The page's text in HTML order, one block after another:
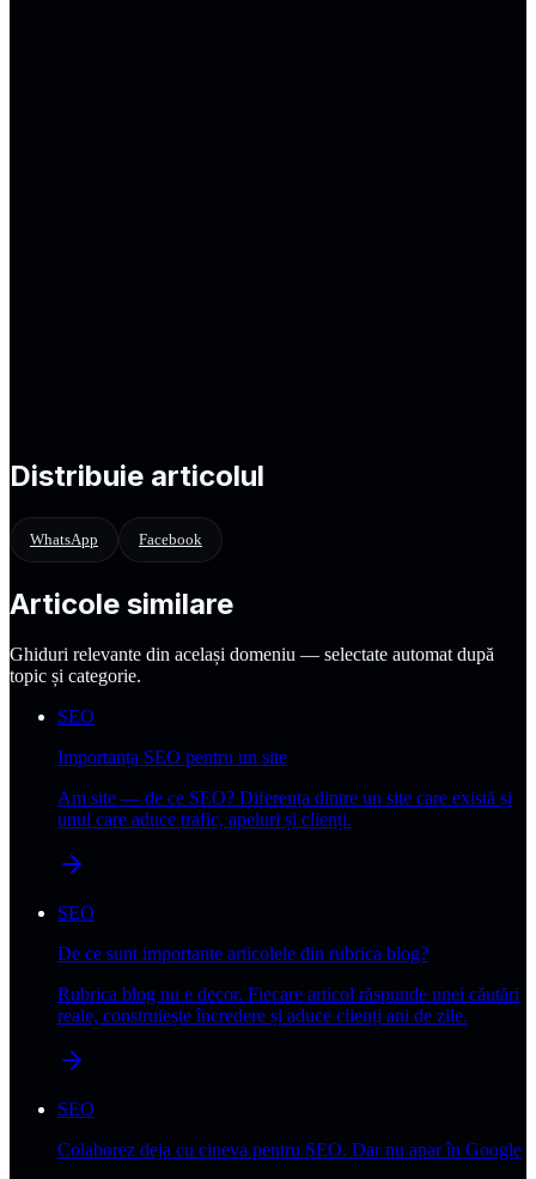
Distribuie articolul
WhatsApp Facebook
Articole similare
Ghiduri relevante din același domeniu — selectate automat după
topic și categorie.
SEO
Importanța SEO pentru un site
Am site — de ce SEO? Diferența dintre un site care există și
unul care aduce trafic, apeluri și clienți.
SEO
De ce sunt importante articolele din rubrica blog?
Rubrica blog nu e decor. Fiecare articol răspunde unei căutări
reale, construiește încredere și aduce clienți ani de zile.
SEO
Colaborez deja cu cineva pentru SEO. Dar nu apar în Google